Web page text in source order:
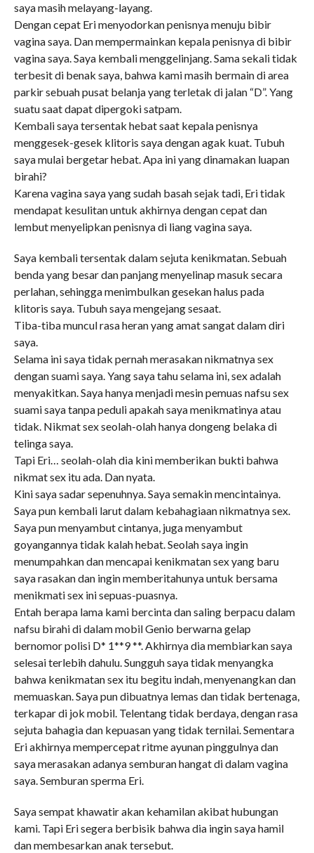
saya masih melayang-layang.
Dengan cepat Eri menyodorkan penisnya menuju bibir
vagina saya. Dan mempermainkan kepala penisnya di bibir
vagina saya. Saya kembali menggelinjang. Sama sekali tidak
terbesit di benak saya, bahwa kami masih bermain di area
parkir sebuah pusat belanja yang terletak di jalan “D”. Yang
suatu saat dapat dipergoki satpam.
Kembali saya tersentak hebat saat kepala penisnya
menggesek-gesek klitoris saya dengan agak kuat. Tubuh
saya mulai bergetar hebat. Apa ini yang dinamakan luapan
birahi?
Karena vagina saya yang sudah basah sejak tadi, Eri tidak
mendapat kesulitan untuk akhirnya dengan cepat dan
lembut menyelipkan penisnya di liang vagina saya.
Saya kembali tersentak dalam sejuta kenikmatan. Sebuah
benda yang besar dan panjang menyelinap masuk secara
perlahan, sehingga menimbulkan gesekan halus pada
klitoris saya. Tubuh saya mengejang sesaat.
Tiba-tiba muncul rasa heran yang amat sangat dalam diri
saya.
Selama ini saya tidak pernah merasakan nikmatnya sex
dengan suami saya. Yang saya tahu selama ini, sex adalah
menyakitkan. Saya hanya menjadi mesin pemuas nafsu sex
suami saya tanpa peduli apakah saya menikmatinya atau
tidak. Nikmat sex seolah-olah hanya dongeng belaka di
telinga saya.
Tapi Eri… seolah-olah dia kini memberikan bukti bahwa
nikmat sex itu ada. Dan nyata.
Kini saya sadar sepenuhnya. Saya semakin mencintainya.
Saya pun kembali larut dalam kebahagiaan nikmatnya sex.
Saya pun menyambut cintanya, juga menyambut
goyangannya tidak kalah hebat. Seolah saya ingin
menumpahkan dan mencapai kenikmatan sex yang baru
saya rasakan dan ingin memberitahunya untuk bersama
menikmati sex ini sepuas-puasnya.
Entah berapa lama kami bercinta dan saling berpacu dalam
nafsu birahi di dalam mobil Genio berwarna gelap
bernomor polisi D* 1**9 **. Akhirnya dia membiarkan saya
selesai terlebih dahulu. Sungguh saya tidak menyangka
bahwa kenikmatan sex itu begitu indah, menyenangkan dan
memuaskan. Saya pun dibuatnya lemas dan tidak bertenaga,
terkapar di jok mobil. Telentang tidak berdaya, dengan rasa
sejuta bahagia dan kepuasan yang tidak ternilai. Sementara
Eri akhirnya mempercepat ritme ayunan pinggulnya dan
saya merasakan adanya semburan hangat di dalam vagina
saya. Semburan sperma Eri.
Saya sempat khawatir akan kehamilan akibat hubungan
kami. Tapi Eri segera berbisik bahwa dia ingin saya hamil
dan membesarkan anak tersebut.